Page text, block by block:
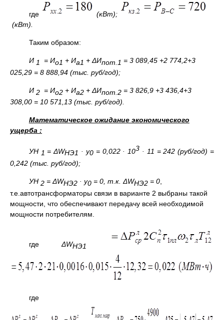
где
(кВт);
(кВт).
Таким образом:
И1 = Ио1 + Иа1 + ΔИпот.1 = 3 089,45 +2 774,2+3
025,29 = 8 888,94 (тыс. руб/год);
И2 = Ио2+ Иа2+ ΔИпот.2= 3 826,9 +3 436,4+3
308,00 = 10 571,13 (тыс. руб/год).
Математическое ожидание экономического
ущерба :
УН 1 = ΔWНЭ1 · у0= 0,022 · 103 · 11 = 242(руб/год) =
0,242 (тыс. руб/год);
УН2= ΔWНЭ2· у0= 0, т.к. ΔWНЭ2= 0,
т.е.автотрансформаторы связи в варианте 2 выбраны такой
мощности, что обеспечивают передачу всей необходимой
мощности потребителям.
гдеΔWНЭ1
где